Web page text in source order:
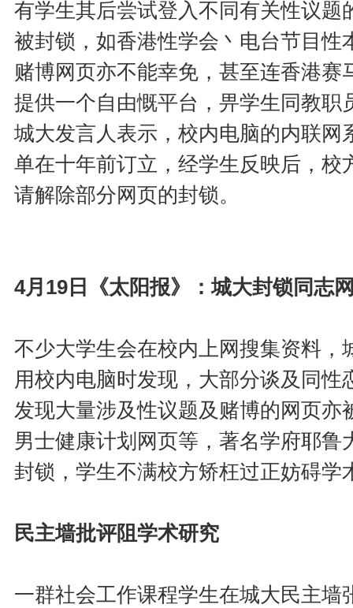
有学生其后尝试登入不同有关性议
被封锁，如香港性学会丶电台节目
赌博网页亦不能幸免，甚至连香港
提供一个自由慨平台，畀学生同教职
城大发言人表示，校内电脑的内联
单在十年前订立，经学生反映后，
请解除部分网页的封锁。
4月19日《太阳报》：城大封锁同志
不少大学生会在校内上网搜集资料
用校内电脑时发现，大部分谈及同
发现大量涉及性议题及赌博的网页
男士健康计划网页等，著名学府耶
封锁，学生不满校方矫枉过正妨碍学
民主墙批评阻学术研究
一群社会工作课程学生在城大民主